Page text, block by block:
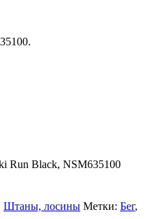
Run Black, NSM635100
Штаны, лосины Метки: Бег,